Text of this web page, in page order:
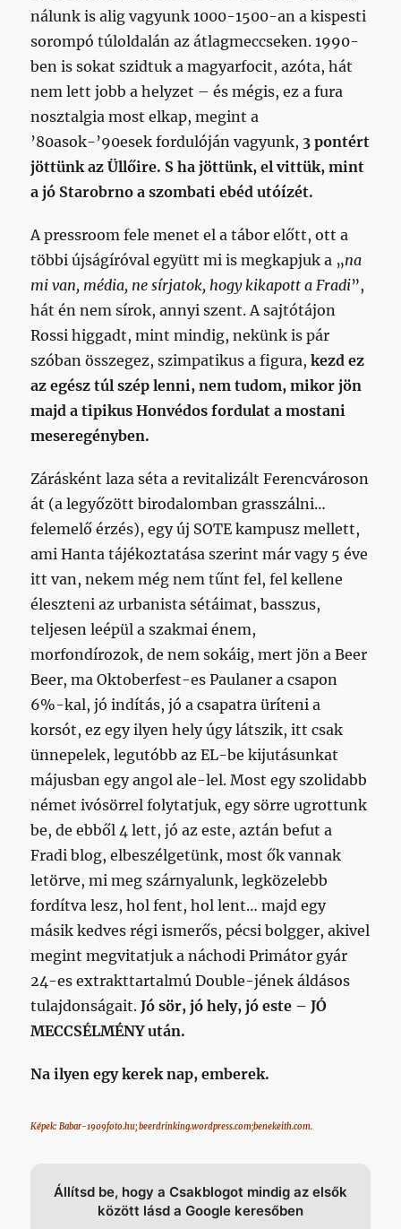
nálunk is alig vagyunk 1000-1500-an a kispesti
sorompó túloldalán az átlagmeccseken. 1990-
ben is sokat szidtuk a magyarfocit, azóta, hát
nem lett jobb a helyzet – és mégis, ez a fura
nosztalgia most elkap, megint a
’80asok-’90esek fordulóján vagyunk, 3 pontért
jöttünk az Üllőire. S ha jöttünk, el vittük, mint
a jó Starobrno a szombati ebéd utóízét.
A pressroom fele menet el a tábor előtt, ott a
többi újságíróval együtt mi is megkapjuk a „na
mi van, média, ne sírjatok, hogy kikapott a Fradi”,
hát én nem sírok, annyi szent. A sajtótájon
Rossi higgadt, mint mindig, nekünk is pár
szóban összegez, szimpatikus a figura,kezd ez
az egész túl szép lenni, nem tudom, mikor jön
majd a tipikus Honvédos fordulat a mostani
meseregényben.
Zárásként laza séta a revitalizált Ferencvároson
át (a legyőzött birodalomban grasszálni…
felemelő érzés), egy új SOTE kampusz mellett,
ami Hanta tájékoztatása szerint már vagy 5 éve
itt van, nekem még nem tűnt fel, fel kellene
éleszteni az urbanista sétáimat, basszus,
teljesen leépül a szakmai énem,
morfondírozok, de nem sokáig, mert jön a Beer
Beer, ma Oktoberfest-es Paulaner a csapon
6%-kal, jó indítás, jó a csapatra üríteni a
korsót, ez egy ilyen hely úgy látszik, itt csak
ünnepelek, legutóbb az EL-be kijutásunkat
májusban egy angol ale-lel. Most egy szolidabb
német ivósörrel folytatjuk, egy sörre ugrottunk
be, de ebből 4 lett, jó az este, aztán befut a
Fradi blog, elbeszélgetünk, most ők vannak
letörve, mi meg szárnyalunk, legközelebb
fordítva lesz, hol fent, hol lent… majd egy
másik kedves régi ismerős, pécsi bolgger, akivel
megint megvitatjuk a náchodi Primátor gyár
24-es extrakttartalmú Double-jének áldásos
tulajdonságait.Jó sör, jó hely, jó este – JÓ
MECCSÉLMÉNY után.
Na ilyen egy kerek nap, emberek.
Képek: Babar-1909foto.hu; beerdrinking.wordpress.com;benekeith.com.
Állítsd be, hogy a Csakblogot mindig az elsők
között lásd a Google keresőben